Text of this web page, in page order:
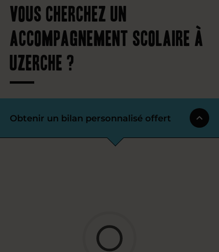
Vous cherchez un
accompagnement scolaire à
Uzerche ?
Obtenir un bilan personnalisé offert